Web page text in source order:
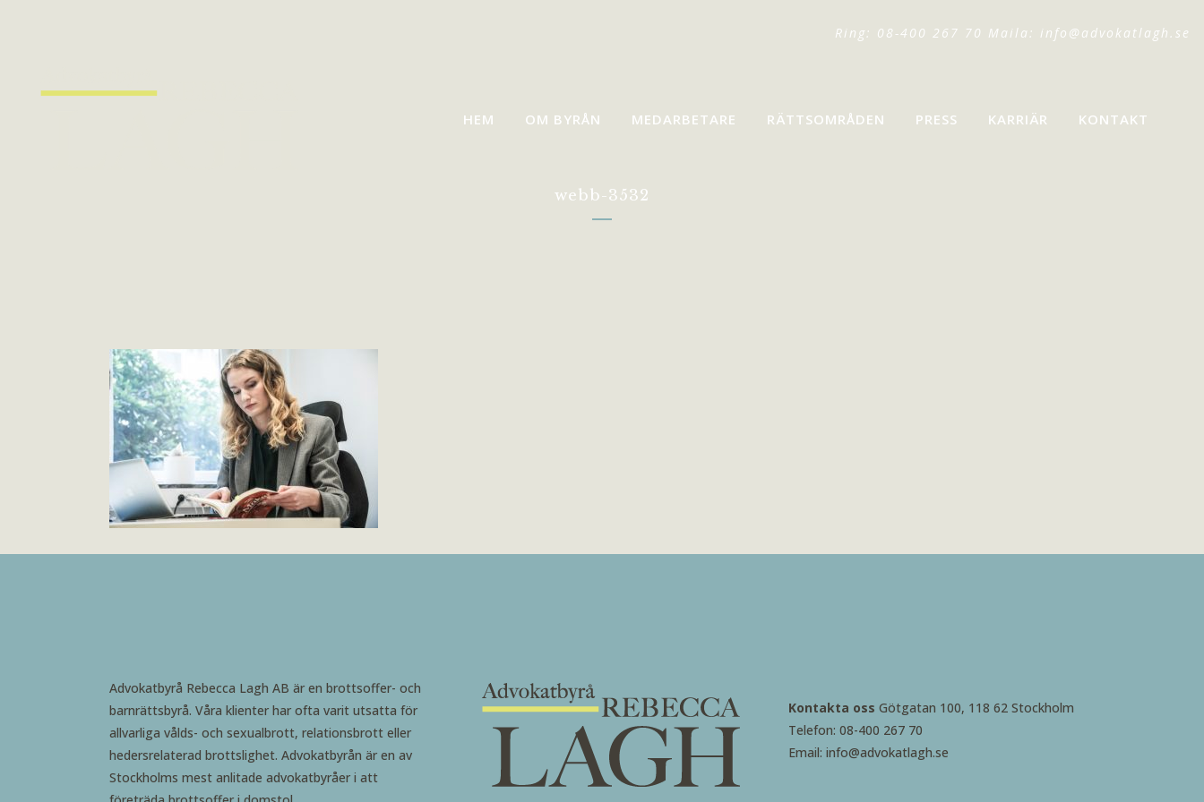
Ring: 08-400 267 70 Maila: info@advokatlagh.se
HEM OM BYRÅN MEDARBETARE RÄTTSOMRÅDEN PRESS KARRIÄR KONTAKT
webb-3532
Advokatbyrå Rebecca Lagh AB är en brottsoffer- och
barnrättsbyrå. Våra klienter har ofta varit utsatta för
allvarliga vålds- och sexualbrott, relationsbrott eller
hedersrelaterad brottslighet. Advokatbyrån är en av
Stockholms mest anlitade advokatbyråer i att
Kontakta oss Götgatan 100, 118 62 Stockholm
Telefon: 08-400 267 70
Email: info@advokatlagh.se